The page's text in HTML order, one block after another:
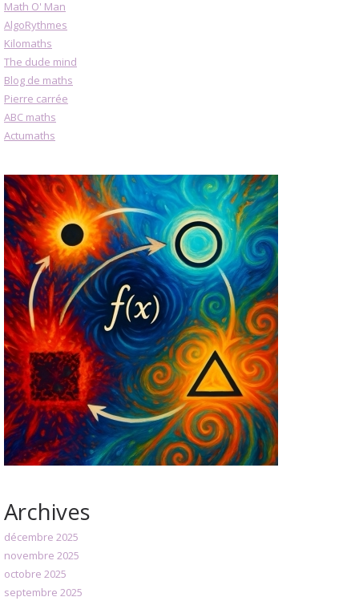
Math O' Man
AlgoRythmes
Kilomaths
The dude mind
Blog de maths
Pierre carrée
ABC maths
Actumaths
Archives
décembre 2025
novembre 2025
octobre 2025
septembre 2025